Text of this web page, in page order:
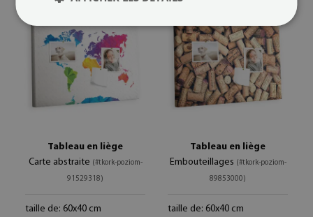
Tableau en liège
Carte abstraite (#tkork-poziom-
91529318)
taille de: 60x40 cm
Tableau en liège
Embouteillages (#tkork-poziom-
89853000)
taille de: 60x40 cm